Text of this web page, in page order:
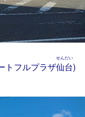
フルプラザ仙台
せんだい
)